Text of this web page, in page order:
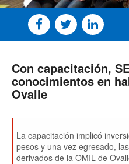
Con capacitación,
conocimientos en
Ovalle
La capacitación implicó
pesos y una vez egresado,
derivados de la OMIL de